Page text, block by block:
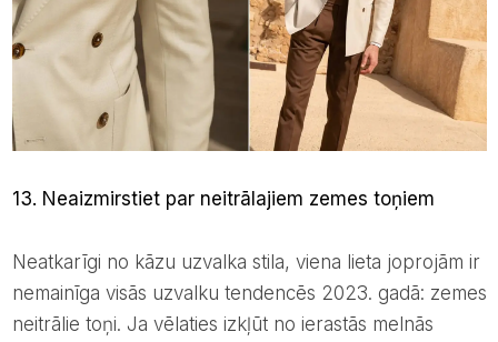
13. Neaizmirstiet par neitrālajiem zemes toņiem
Neatkarīgi no kāzu uzvalka stila, viena lieta joprojām ir
nemainīga visās uzvalku tendencēs 2023. gadā: zemes
neitrālie toņi. Ja vēlaties izkļūt no ierastās melnās